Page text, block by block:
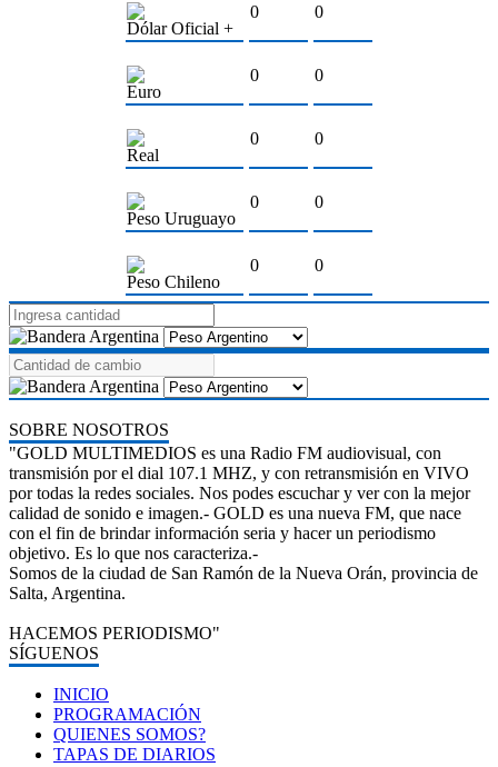
Dólar Oficial +
0 0
Euro
0 0
Real
0 0
Peso Uruguayo
0 0
Peso Chileno
0 0
SOBRE NOSOTROS
"GOLD MULTIMEDIOS es una Radio FM audiovisual, con
transmisión por el dial 107.1 MHZ, y con retransmisión en VIVO
por todas la redes sociales. Nos podes escuchar y ver con la mejor
calidad de sonido e imagen.- GOLD es una nueva FM, que nace
con el fin de brindar información seria y hacer un periodismo
objetivo. Es lo que nos caracteriza.-
Somos de la ciudad de San Ramón de la Nueva Orán, provincia de
Salta, Argentina.
HACEMOS PERIODISMO"
SÍGUENOS
INICIO
PROGRAMACIÓN
QUIENES SOMOS?
TAPAS DE DIARIOS